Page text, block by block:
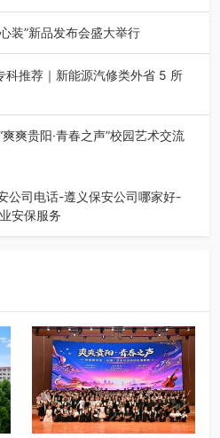
省退役军人事务厅指导，贵阳
广电…
装”新品发布会盛大举行
“一口价·超极放心装”新品发布
推荐｜新能源汽修类外省 5 所
中，200至300分数段考生可选择
爽贵阳·青春之声”校园艺术交流
…公司电话-遵义保安公司哪家好-
安保服务